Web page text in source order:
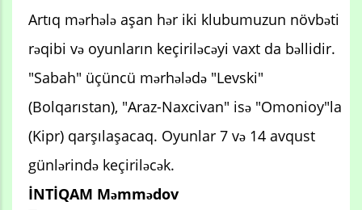
Artıq mərhələ aşan hər iki klubumuzun növbəti
rəqibi və oyunların keçiriləcəyi vaxt da bəllidir.
"Sabah" üçüncü mərhələdə "Levski"
(Bolqarıstan), "Araz-Naxcivan" isə "Omonioy"la
(Kipr) qarşılaşacaq. Oyunlar 7 və 14 avqust
günlərində keçiriləcək.
İNTİQAM Məmmədov